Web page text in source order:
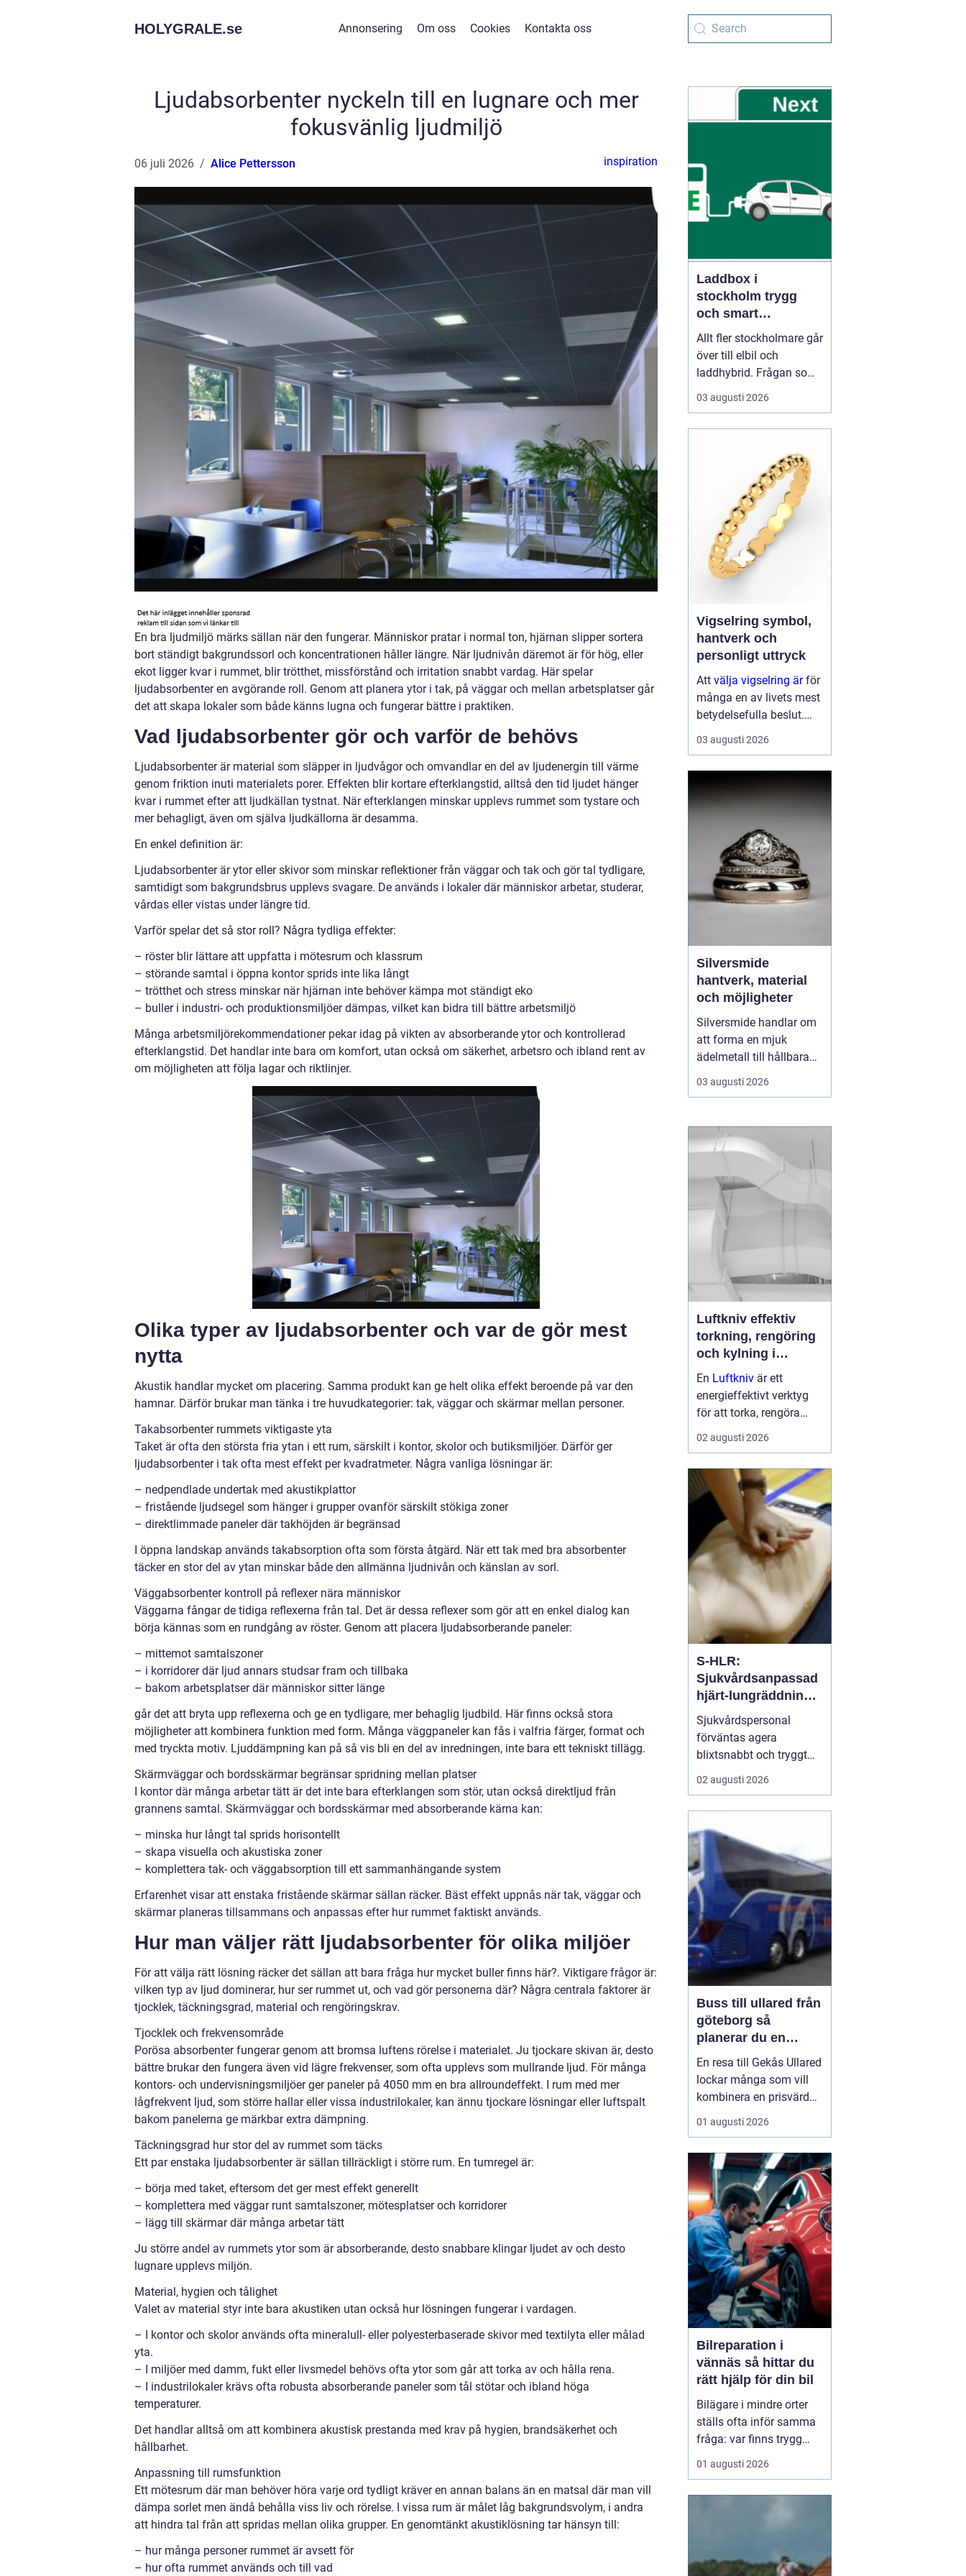
HOLYGRALE.se Annonsering Om oss Cookies Kontakta oss
Ljudabsorbenter nyckeln till en lugnare och mer
fokusvänlig ljudmiljö
06 juli 2026 Alice Pettersson inspiration
En bra ljudmiljö märks sällan när den fungerar. Människor pratar i normal ton, hjärnan slipper sortera
bort ständigt bakgrundssorl och koncentrationen håller längre. När ljudnivån däremot är för hög, eller
ekot ligger kvar i rummet, blir trötthet, missförstånd och irritation snabbt vardag. Här spelar
ljudabsorbenter en avgörande roll. Genom att planera ytor i tak, på väggar och mellan arbetsplatser går
det att skapa lokaler som både känns lugna och fungerar bättre i praktiken.
Vad ljudabsorbenter gör och varför de behövs
Ljudabsorbenter är material som släpper in ljudvågor och omvandlar en del av ljudenergin till värme
genom friktion inuti materialets porer. Effekten blir kortare efterklangstid, alltså den tid ljudet hänger
kvar i rummet efter att ljudkällan tystnat. När efterklangen minskar upplevs rummet som tystare och
mer behagligt, även om själva ljudkällorna är desamma.
En enkel definition är:
Ljudabsorbenter är ytor eller skivor som minskar reflektioner från väggar och tak och gör tal tydligare,
samtidigt som bakgrundsbrus upplevs svagare. De används i lokaler där människor arbetar, studerar,
vårdas eller vistas under längre tid.
Varför spelar det så stor roll? Några tydliga effekter:
– röster blir lättare att uppfatta i mötesrum och klassrum
– störande samtal i öppna kontor sprids inte lika långt
– trötthet och stress minskar när hjärnan inte behöver kämpa mot ständigt eko
– buller i industri- och produktionsmiljöer dämpas, vilket kan bidra till bättre arbetsmiljö
Många arbetsmiljörekommendationer pekar idag på vikten av absorberande ytor och kontrollerad
efterklangstid. Det handlar inte bara om komfort, utan också om säkerhet, arbetsro och ibland rent av
om möjligheten att följa lagar och riktlinjer.
Olika typer av ljudabsorbenter och var de gör mest
nytta
Akustik handlar mycket om placering. Samma produkt kan ge helt olika effekt beroende på var den
hamnar. Därför brukar man tänka i tre huvudkategorier: tak, väggar och skärmar mellan personer.
Takabsorbenter rummets viktigaste yta
Taket är ofta den största fria ytan i ett rum, särskilt i kontor, skolor och butiksmiljöer. Därför ger
ljudabsorbenter i tak ofta mest effekt per kvadratmeter. Några vanliga lösningar är:
– nedpendlade undertak med akustikplattor
– fristående ljudsegel som hänger i grupper ovanför särskilt stökiga zoner
– direktlimmade paneler där takhöjden är begränsad
I öppna landskap används takabsorption ofta som första åtgärd. När ett tak med bra absorbenter
täcker en stor del av ytan minskar både den allmänna ljudnivån och känslan av sorl.
Väggabsorbenter kontroll på reflexer nära människor
Väggarna fångar de tidiga reflexerna från tal. Det är dessa reflexer som gör att en enkel dialog kan
börja kännas som en rundgång av röster. Genom att placera ljudabsorberande paneler:
– mittemot samtalszoner
– i korridorer där ljud annars studsar fram och tillbaka
– bakom arbetsplatser där människor sitter länge
går det att bryta upp reflexerna och ge en tydligare, mer behaglig ljudbild. Här finns också stora
möjligheter att kombinera funktion med form. Många väggpaneler kan fås i valfria färger, format och
med tryckta motiv. Ljuddämpning kan på så vis bli en del av inredningen, inte bara ett tekniskt tillägg.
Skärmväggar och bordsskärmar begränsar spridning mellan platser
I kontor där många arbetar tätt är det inte bara efterklangen som stör, utan också direktljud från
grannens samtal. Skärmväggar och bordsskärmar med absorberande kärna kan:
– minska hur långt tal sprids horisontellt
– skapa visuella och akustiska zoner
– komplettera tak- och väggabsorption till ett sammanhängande system
Erfarenhet visar att enstaka fristående skärmar sällan räcker. Bäst effekt uppnås när tak, väggar och
skärmar planeras tillsammans och anpassas efter hur rummet faktiskt används.
Hur man väljer rätt ljudabsorbenter för olika miljöer
För att välja rätt lösning räcker det sällan att bara fråga hur mycket buller finns här?. Viktigare frågor är:
vilken typ av ljud dominerar, hur ser rummet ut, och vad gör personerna där? Några centrala faktorer är
tjocklek, täckningsgrad, material och rengöringskrav.
Tjocklek och frekvensområde
Porösa absorbenter fungerar genom att bromsa luftens rörelse i materialet. Ju tjockare skivan är, desto
bättre brukar den fungera även vid lägre frekvenser, som ofta upplevs som mullrande ljud. För många
kontors- och undervisningsmiljöer ger paneler på 4050 mm en bra allroundeffekt. I rum med mer
lågfrekvent ljud, som större hallar eller vissa industrilokaler, kan ännu tjockare lösningar eller luftspalt
bakom panelerna ge märkbar extra dämpning.
Täckningsgrad hur stor del av rummet som täcks
Ett par enstaka ljudabsorbenter är sällan tillräckligt i större rum. En tumregel är:
– börja med taket, eftersom det ger mest effekt generellt
– komplettera med väggar runt samtalszoner, mötesplatser och korridorer
– lägg till skärmar där många arbetar tätt
Ju större andel av rummets ytor som är absorberande, desto snabbare klingar ljudet av och desto
lugnare upplevs miljön.
Material, hygien och tålighet
Valet av material styr inte bara akustiken utan också hur lösningen fungerar i vardagen.
– I kontor och skolor används ofta mineralull- eller polyesterbaserade skivor med textilyta eller målad
yta.
– I miljöer med damm, fukt eller livsmedel behövs ofta ytor som går att torka av och hålla rena.
– I industrilokaler krävs ofta robusta absorberande paneler som tål stötar och ibland höga
temperaturer.
Det handlar alltså om att kombinera akustisk prestanda med krav på hygien, brandsäkerhet och
hållbarhet.
Anpassning till rumsfunktion
Ett mötesrum där man behöver höra varje ord tydligt kräver en annan balans än en matsal där man vill
dämpa sorlet men ändå behålla viss liv och rörelse. I vissa rum är målet låg bakgrundsvolym, i andra
att hindra tal från att spridas mellan olika grupper. En genomtänkt akustiklösning tar hänsyn till:
– hur många personer rummet är avsett för
– hur ofta rummet används och till vad
Laddbox i
stockholm trygg
och smart
elbilsladdning
hemma och på
jobbet
Allt fler stockholmare går
över till elbil och
laddhybrid. Frågan som
snabbt dyker upp är hur
bilen ska laddas på ett
högre
säkerhet än vägg...
03 augusti 2026
Vigselring symbol,
hantverk och
personligt uttryck
Att välja vigselring ärför
många en av livets mest
betydelsefulla beslut.
Ringen ska bäras varje
dag, under lång tid, och
03 augusti 2026
Silversmide
hantverk, material
och möjligheter
Silversmide handlar om
att forma en mjuk
ädelmetall till hållbara
och personliga föremål. I
grunden rör det sig om
såga, fila, hamra och
löda. I praktiken rymmer
hantverket en hel värld
av tekniker, verktyg,
legeringar och uttryck.
B...
03 augusti 2026
Luftkniv effektiv
torkning, rengöring
och kylning i
modern industri
En Luftkniv är ett
energieffektivt verktyg
för att torka, rengöra
eller kyla produkter i
rörelse. Tekniken bygger
koncentrerad luftström
som blåser bort vatten,
damm, smuts eller
överskottsvätska ...
02 augusti 2026
S-HLR:
Sjukvårdsanpassad
hjärt-lungräddning
som räddar liv
Sjukvårdspersonal
förväntas agera
blixtsnabbt och tryggt
när en patient drabbas
av hjärtstopp. Då räcker
fördjupad form av hjärt-
lungräddning som ä...
02 augusti 2026
Buss till ullared från
göteborg så
planerar du en
smidig shoppingdag
En resa till Gekås Ullared
lockar många som vill
kombinera en prisvärd
shoppingdag med en
enkel och bekväm
till Ullared från Göteborg
gördagen mindre
stressig än om ...
01 augusti 2026
Bilreparation i
vännäs så hittar du
rätt hjälp för din bil
Bilägare i mindre orter
ställs ofta inför samma
fråga: var finns trygg
och prisvärd hjälp när
bilen krånglar? För
handlar det inte bara om
också om att förlänga
01 augusti 2026